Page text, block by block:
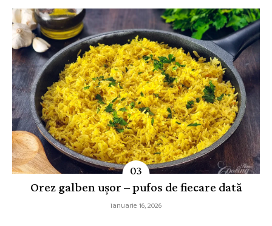
Orez galben ușor – pufos de fiecare dată
ianuarie 16, 2026